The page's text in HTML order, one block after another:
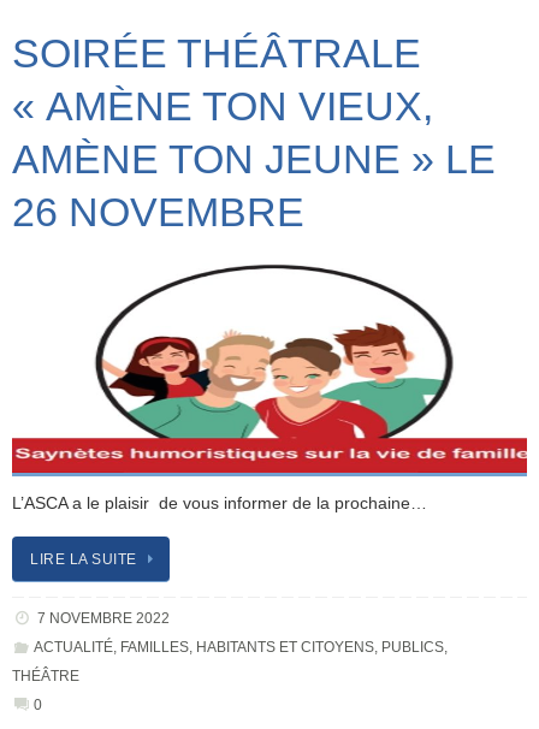
SOIRÉE THÉÂTRALE
« AMÈNE TON VIEUX,
AMÈNE TON JEUNE » LE
26 NOVEMBRE
L’ASCA a le plaisir de vous informer de la prochaine…
LIRE LA SUITE
7 NOVEMBRE 2022
ACTUALITÉ, FAMILLES, HABITANTS ET CITOYENS, PUBLICS,
THÉÂTRE
0